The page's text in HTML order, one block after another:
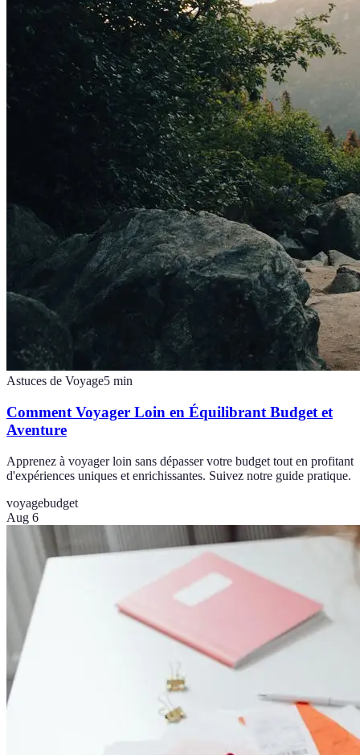
Astuces de Voyage5 min
Comment Voyager Loin en Équilibrant Budget et
Aventure
Apprenez à voyager loin sans dépasser votre budget tout en profitant
d'expériences uniques et enrichissantes. Suivez notre guide pratique.
voyagebudget
Aug 6